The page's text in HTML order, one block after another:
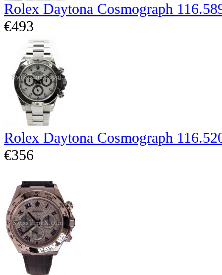
Rolex Daytona Cosmograph
€493
Rolex Daytona Cosmograph
€356